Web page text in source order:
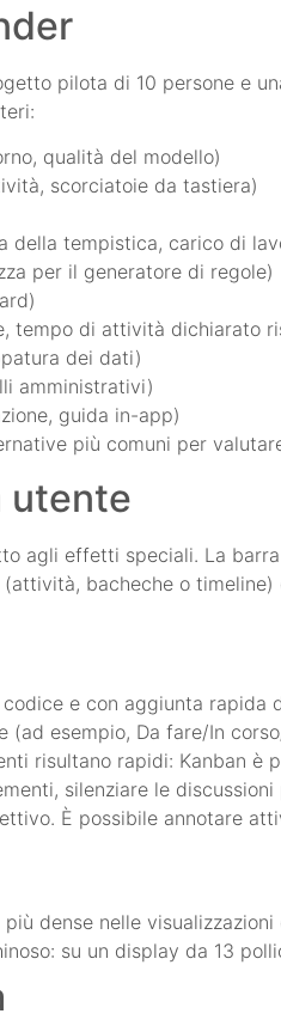
pilota di 10 persone e
qualità del modello)
scorciatoie da tastiera)
della tempistica, carico di
per il generatore di regole)
tempo di attività dichiarato
dei dati)
amministrativi)
guida in-app)
più comuni per
utente
agli effetti speciali. La
bacheche o
e con aggiunta rapida
(ad esempio, Da fare/In
risultano rapidi: Kanban è
silenziare le
È possibile annotare
dense nelle
su un display da 13